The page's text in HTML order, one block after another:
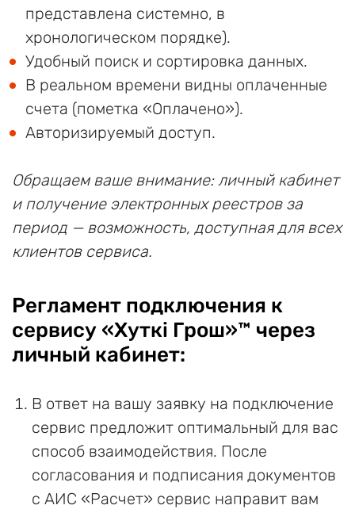
представлена системно, в
хронологическом порядке).
Удобный поиск и сортировка данных.
В реальном времени видны оплаченные
счета (пометка «Оплачено»).
Авторизируемый доступ.
Обращаем ваше внимание: личный кабинет
и получение электронных реестров за
период — возможность, доступная для всех
клиентов сервиса.
Регламент подключения к
сервису «Хуткi Грош»™ через
личный кабинет:
В ответ на вашу заявку на подключение
сервис предложит оптимальный для вас
способ взаимодействия. После
согласования и подписания документов
с АИС «Расчет» сервис направит вам